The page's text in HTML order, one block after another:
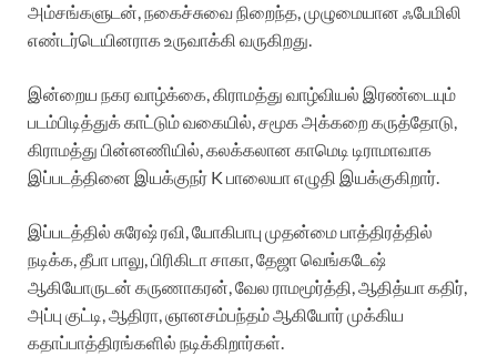
அம்சங்களுடன், நகைச்சுவை நிறைந்த, முழுமையான ஃபேமிலி
எண்டர்டெயினராக உருவாக்கி வருகிறது.
இன்றைய நகர வாழ்க்கை, கிராமத்து வாழ்வியல் இரண்டையும்
படம்பிடித்துக் காட்டும் வகையில், சமூக அக்கறை கருத்தோடு,
கிராமத்து பின்னணியில், கலக்கலான காமெடி டிராமாவாக
இப்படத்தினை இயக்குநர் K பாலையா எழுதி இயக்குகிறார்.
இப்படத்தில் சுரேஷ் ரவி, யோகிபாபு முதன்மை பாத்திரத்தில்
நடிக்க, தீபா பாலு, பிரிகிடா சாகா, தேஜா வெங்கடேஷ்
ஆகியோருடன் கருணாகரன், வேல ராமமூர்த்தி, ஆதித்யா கதிர்,
அப்பு குட்டி, ஆதிரா, ஞானசம்பந்தம் ஆகியோர் முக்கிய
கதாப்பாத்திரங்களில் நடிக்கிறார்கள்.